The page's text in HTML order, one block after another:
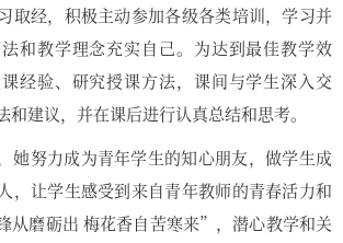
取经，积极主动参加各级各类培训，学习并
和教学理念充实自己。为达到最佳教学效
经验、研究授课方法，课间与学生深入交
和建议，并在课后进行认真总结和思考。
她努力成为青年学生的知心朋友，做学生成
，让学生感受到来自青年教师的青春活力和
从磨砺出 梅花香自苦寒来”，潜心教学和关